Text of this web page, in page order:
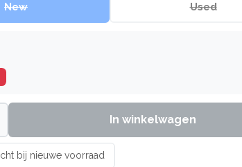
New Used
In winkelwagen
bij nieuwe voorraad